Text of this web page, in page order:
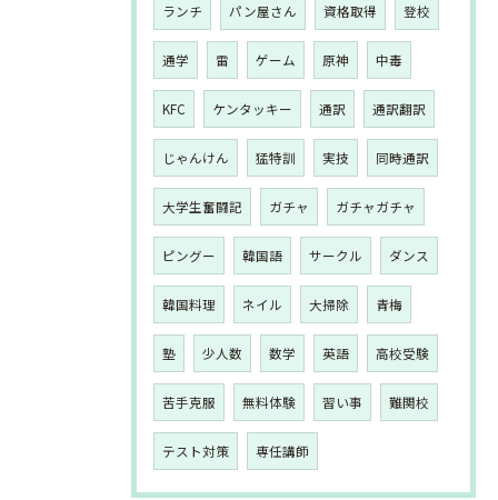
ランチ パン屋さん 資格取得 登校
通学 雷 ゲーム 原神 中毒
KFC ケンタッキー 通訳 通訳翻訳
じゃんけん 猛特訓 実技 同時通訳
大学生奮闘記 ガチャ ガチャガチャ
ピングー 韓国語 サークル ダンス
韓国料理 ネイル 大掃除 青梅
塾 少人数 数学 英語 高校受験
苦手克服 無料体験 習い事 難関校
テスト対策 専任講師